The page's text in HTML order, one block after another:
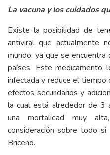
La vacuna y los cuidados
Existe la posibilidad de
antiviral que actualmente
mundo, ya que se encuentra
países. Este medicamento
infectada y reduce el tiempo
efectos secundarios y
la cual está alrededor de 3
una mortalidad muy
consideración sobre todo
Briceño.